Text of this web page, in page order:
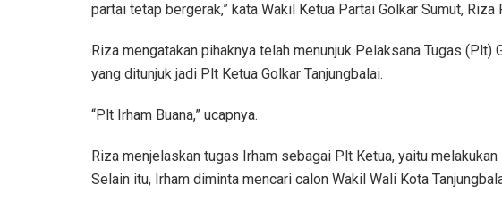
partai tetap bergerak,” kata Wakil Ketua Partai Golkar Sumut, Riza
Riza mengatakan pihaknya telah menunjuk Pelaksana Tugas (Plt)
yang ditunjuk jadi Plt Ketua Golkar Tanjungbalai.
“Plt Irham Buana,” ucapnya.
Riza menjelaskan tugas Irham sebagai Plt Ketua, yaitu
Selain itu, Irham diminta mencari calon Wakil Wali Kota